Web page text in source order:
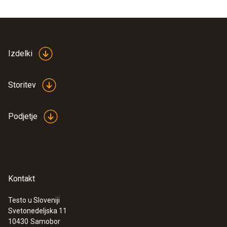
Izdelki
Storitev
Podjetje
Kontakt
Testo u Sloveniji
Svetonedeljska 11
10430 Samobor